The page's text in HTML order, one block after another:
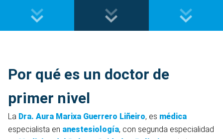
Por qué es un doctor de
primer nivel
La Dra. Aura Marixa Guerrero Liñeiro, es médica
especialista en anestesiología, con segunda especialidad